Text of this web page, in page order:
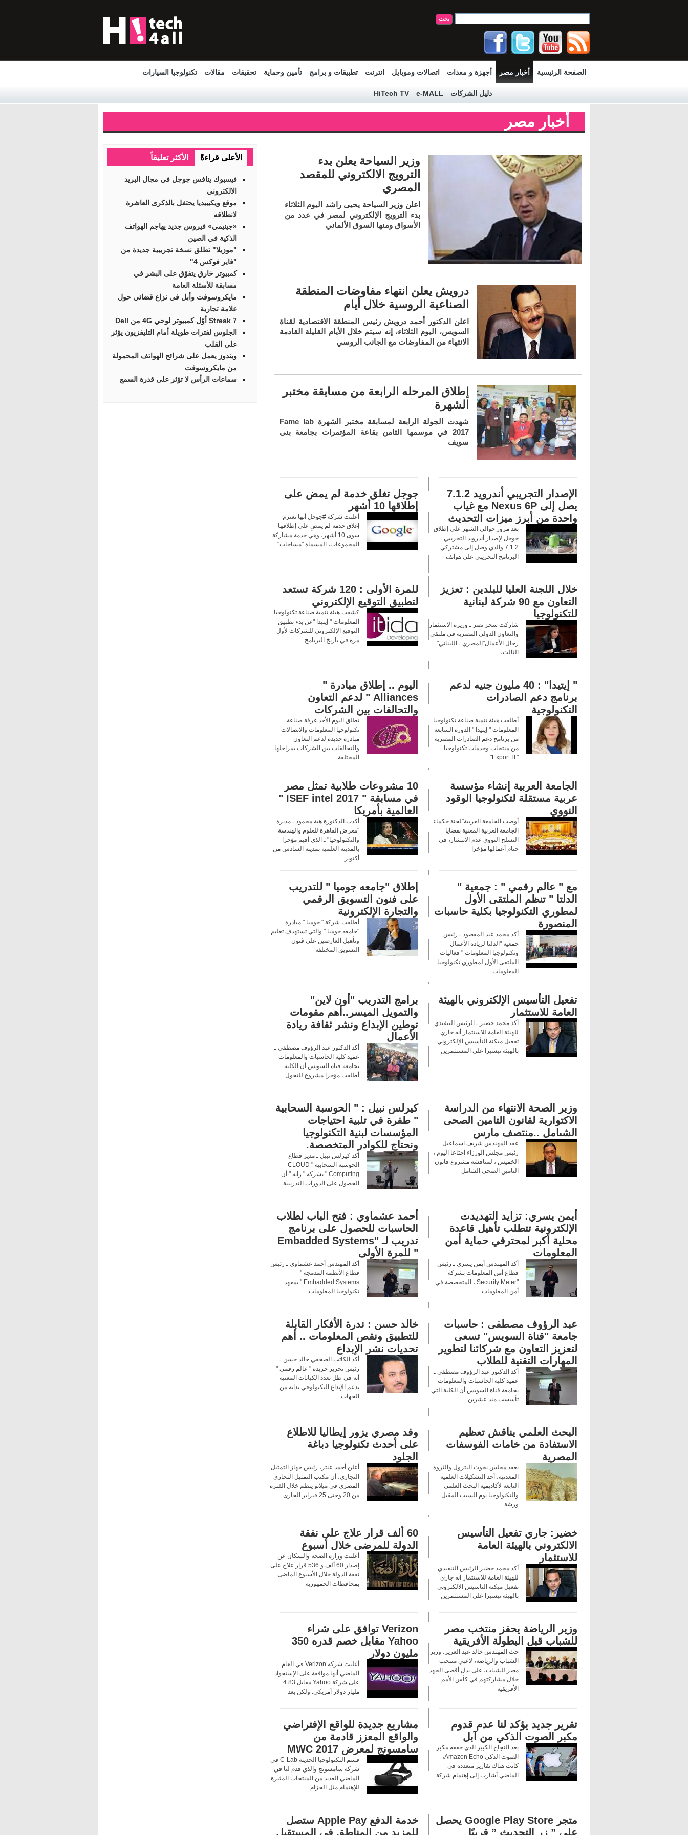
الصفحة الرئيسية أخبار مصر أجهزة و معدات اتصالات وموبايل انترنت تطبيقات و برامج تأمين وحماية تحقيقات مقالات تكنولوجيا السيارات
دليل الشركات e-MALL
HiTech TV
أخبار مصر
الأعلى قراءةً الأكثر تعليقاً
فيسبوك ينافس جوجل في مجال البريد
الالكتروني
موقع ويكيبيديا يحتفل بالذكرى العاشرة
لانطلاقه
«جينيمي» فيروس جديد يهاجم الهواتف
الذكية في الصين
"موزيلا" تطلق نسخة تجريبية جديدة من
"فاير فوكس 4"
كمبيوتر خارق يتفوّق على البشر في
مسابقة للأسئلة العامة
مايكروسوفت وأبل في نزاع قضائي حول
علامة تجارية
Streak 7 أوّل كمبيوتر لوحي 4G من Dell
الجلوس لفترات طويلة أمام التليفزيون يؤثر
على القلب
ويندوز يعمل على شرائح الهواتف المحمولة
من مايكروسوفت
سماعات الرأس لا تؤثر على قدرة السمع
وزير السياحة يعلن بدء
الترويج الالكتروني للمقصد
المصري
اعلن وزير السياحة يحيى راشد اليوم الثلاثاء
بدء الترويج الإلكتروني لمصر في عدد من
الأسواق ومنها السوق الألماني
درويش يعلن انتهاء مفاوضات المنطقة
الصناعية الروسية خلال أيام
اعلن الدكتور أحمد درويش رئيس المنطقة الاقتصادية لقناة
السويس، اليوم الثلاثاء، إنه سيتم خلال الأيام القليلة القادمة
الانتهاء من المفاوضات مع الجانب الروسي
إطلاق المرحله الرابعة من مسابقة مختبر
الشهرة
شهدت الجولة الرابعة لمسابقة مختبر الشهرة Fame lab
2017 في موسمها الثامن بقاعة المؤتمرات بجامعة بنى
سويف
الإصدار التجريبي أندرويد 7.1.2
يصل إلى Nexus 6P مع غياب
واحدة من أبرز ميزات التحديث
بعد مرور حوالي الشهر على إطلاق
جوجل لإصدار أندرويد التجريبي
7.1.2 والذي وصل إلى مشتركي
البرنامج التجريبي على هواتف
جوجل تغلق خدمة لم يمض على
إطلاقها 10 أشهر
أعلنت شركة #جوجل أنها تعتزم
إغلاق خدمة لم يمضِ على إطلاقها
سوى 10 أشهر، وهي خدمة مشاركة
المجموعات، المسماة "مساحات"
خلال اللجنة العليا للبلدين : تعزيز
التعاون مع 90 شركة لبنانية
للتكنولوجيا
شاركت سحر نصر ـ وزيرة الاستثمار
والتعاون الدولي المصرية في ملتقى
رجال الأعمال"المصري ـ اللبناني"
الثالث،
للمرة الأولى : 120 شركة تستعد
لتطبيق التوقيع الإلكتروني
كشفت هيئة تنمية صناعة تكنولوجيا
المعلومات " إيتيدا "عن بدء تطبيق
التوقيع الإلكتروني للشركات لأول
مرة في تاريخ البرنامج
" إيتيدا" : 40 مليون جنيه لدعم
برنامج دعم الصادرات
التكنولوجية
أطلقت هيئة تنمية صناعة تكنولوجيا
المعلومات " إيتيدا " الدورة السابعة
من برنامج دعم الصادرات المصرية
من منتجات وخدمات تكنولوجيا
"Export IT"
اليوم .. إطلاق مبادرة "
Alliances " لدعم التعاون
والتحالفات بين الشركات
تطلق اليوم الأحد غرفة صناعة
تكنولوجيا المعلومات والاتصالات
مبادرة جديدة لدعم التعاون
والتحالفات بين الشركات بمراحلها
المختلفة
الجامعة العربية إنشاء مؤسسة
عربية مستقلة لتكنولوجيا الوقود
النووي
أوصت الجامعة العربية"لجنة حكماء
الجامعة العربية المعنية بقضايا
التسلح النووي عدم الانتشار، في
ختام أعمالها مؤخرا
10 مشروعات طلابية تمثل مصر
في مسابقة " 2017 ISEF intel "
العالمية بأمريكا
أكدت الدكتورة هبة محمود ـ مديرة
"معرض القاهرة للعلوم والهندسة
والتكنولوجيا" ـ الذي أقيم مؤخرا
بالمدينة العلمية بمدينة السادس من
أكتوبر
مع " عالم رقمي " : جمعية "
الدلتا " تنظم الملتقى الأول
لمطوري التكنولوجيا بكلية حاسبات
المنصورة
أكد محمد عبد المقصود ـ رئيس
جمعية "الدلتا لريادة الأعمال
وتكنولوجيا المعلومات " فعاليات
الملتقى الأول لمطوري تكنولوجيا
المعلومات
إطلاق "جامعه جوميا " للتدريب
على فنون التسويق الرقمي
والتجارة الإلكترونية
أطلقت شركة " جوميا " مبادرة
"جامعه جوميا " والتي تستهدف تعليم
وتأهيل العارضين على فنون
التسويق المختلفة
تفعيل التأسيس الإلكتروني بالهيئة
العامة للاستثمار
أكد محمد خضير ـ الرئيس التنفيذي
للهيئة العامة للاستثمار أنه جاري
تفعيل ميكنة التأسيس الإلكتروني
بالهيئة تيسيرا على المستثمرين
برامج التدريب "أون لاين"
والتمويل الميسر..أهم مقومات
توطين الإبداع ونشر ثقافة ريادة
الأعمال
أكد الدكتور عبد الرؤوف مصطفى ـ
عميد كلية الحاسبات والمعلومات
بجامعة قناة السويس أن الكلية
أطلقت مؤخرا مشروع للتحول
وزير الصحة الانتهاء من الدراسة
الاكتوارية لقانون التامين الصحى
الشىامل ..منتصف مارس
عقد المهندس شريف اسماعيل
رئيس مجلس الورزاء اجتاعا اليوم ،
الخميس ، لمناقشة مشروع قانون
التامين الصحى الشامل
كيرلس نبيل : " الحوسبة السحابية
" طفرة في تلبية احتياجات
المؤسسات لبنية التكنولوجيا
ونحتاج للكوادر المتخصصة.
أكد كيرلس نبيل ـ مدير قطاع
الحوسبة السحابية " CLOUD
Computing " بشركة " راية " أن
الحصول على الدورات التدريبية
أيمن يسري: تزايد التهديدت
الإلكترونية تتطلب تأهيل قاعدة
محلية أكبر لمحترفي حماية أمن
المعلومات
أكد المهندس أيمن يسري ـ رئيس
قطاع أمن المعلومات بشركة
"Security Meter ، المتخصصة في
أمن المعلومات
أحمد عشماوي : فتح الباب لطلاب
الحاسبات للحصول على برنامج
تدريب لـ "Embadded Systems
" للمرة الأولى
أكد المهندس أحمد عشماوي ـ رئيس
قطاع الأنظمة المدمجة "
Embadded Systems " بمعهد
تكنولوجيا المعلومات
عبد الرؤوف مصطفى : حاسبات
جامعة "قناة السويس" تسعى
لتعزيز التعاون مع شركائنا لتطوير
المهارات التقنية للطلاب
أكد الدكتور عبد الرؤوف مصطفى ـ
عميد كلية الحاسبات والمعلومات
بجامعة قناة السويس أن الكلية التي
تأسست منذ عشرين
خالد حسن : ندرة الأفكار القابلة
للتطبيق ونقص المعلومات .. أهم
تحديات نشر الإبداع
أكد الكاتب الصحفي خالد حسن ـ
رئيس تحرير جريدة " عالم رقمي "
أنه في ظل تعدد الكيانات المعنية
بدعم الإبداع التكنولوجي بداية من
الجهات
البحث العلمي يناقش تعظيم
الاستفادة من خامات الفوسفات
المصرية
يعقد مجلس بحوث البترول والثروة
المعدنية، أحد التشكيلات العلمية
التابعة لأكاديمية البحث العلمى
والتكنولوجيا يوم السبت المقبل
ورشة
وفد مصري يزور إيطاليا للاطلاع
على أحدث تكنولوجيا دباغة
الجلود
أعلن أحمد عنتر، رئيس جهاز التمثيل
التجارى، أن مكتب التمثيل التجارى
المصرى فى ميلانو ينظم خلال الفترة
من 20 وحتى 25 فبراير الجارى
خضير: جاري تفعيل التأسيس
الالكتروني بالهيئة العامة
للاستثمار
أكد محمد خضير الرئيس التنفيذي
للهيئة العامة للاستثمار انه جاري
تفعيل ميكنة التاسيس الالكتروني
بالهيئة تيسيرا على المستثمرين
60 ألف قرار علاج على نفقة
الدولة للمرضى خلال أسبوع
أعلنت وزارة الصحة والسكان عن
إصدار 60 ألف و 536 قرار علاج على
نفقة الدولة خلال الأسبوع الماضى
بمحافظات الجمهورية
وزير الرياضة يحفز منتخب مصر
للشباب قبل البطولة الأفريقية
حث المهندس خالد عبد العزيز، وزير
الشباب والرياضة، لاعبي منتخب
مصر للشباب، على بذل أقصى الجهد
خلال مشاركتهم في كأس الأمم
الأفريقية
Verizon توافق على شراء
Yahoo مقابل خصم قدره 350
مليون دولار
أعلنت شركة Verizon في العام
الماضي أنها موافقة على الإستحواذ
على شركة Yahoo مقابل 4.83
مليار دولار أمريكي. ولكن بعد
تقرير جديد يؤكد لنا عدم قدوم
مكبر الصوت الذكي من آبل
بعد النجاح الكبير الذي حققه مكبر
الصوت الذكي Amazon Echo،
كانت هناك تقارير متعددة في
الماضي أشارت إلى إهتمام شركة
مشاريع جديدة للواقع الإفتراضي
والواقع المعزز قادمة من
سامسونج لمعرض MWC 2017
قسم التكنولوجيا الحديثة C-Lab في
شركة سامسونج والذي قدم لنا في
الماضي العديد من المنتجات المثيرة
للإهتمام مثل الحزام
متجر Google Play Store يحصل
على ” زر التحديث ” قريبًا
خدمة الدفع Apple Pay ستصل
للمزيد من المناطق في المستقبل
Pages